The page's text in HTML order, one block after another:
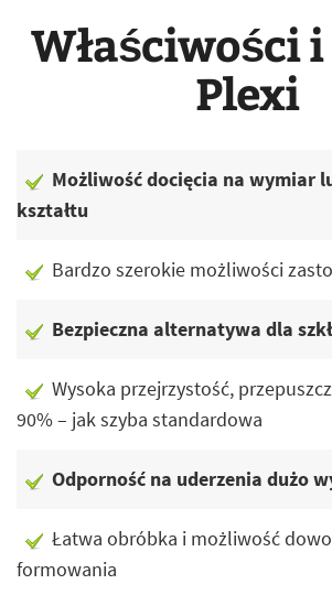
Właściwości
Plexi
Możliwość docięcia na wymiar
kształtu
Bardzo szerokie możliwości
Bezpieczna alternatywa dla
Wysoka przejrzystość,
90% – jak szyba standardowa
Odporność na uderzenia dużo
Łatwa obróbka i możliwość
formowania